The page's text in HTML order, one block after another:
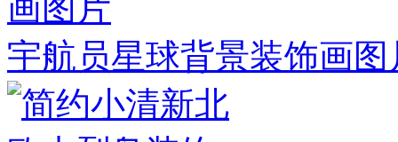
宇航员星球背景装饰画图